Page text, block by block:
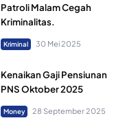
Patroli Malam Cegah
Kriminalitas.
Kriminal 30 Mei 2025
Kenaikan Gaji Pensiunan
PNS Oktober 2025
Money 28 September 2025